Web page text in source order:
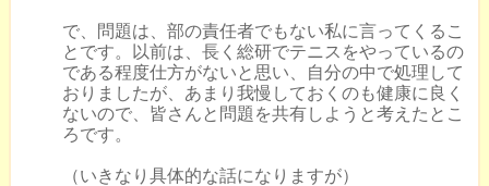
で、問題は、部の責任者でもない私に言ってくるこ
とです。以前は、長く総研でテニスをやっているの
である程度仕方がないと思い、自分の中で処理して
おりましたが、あまり我慢しておくのも健康に良く
ないので、皆さんと問題を共有しようと考えたとこ
ろです。
（いきなり具体的な話になりますが）